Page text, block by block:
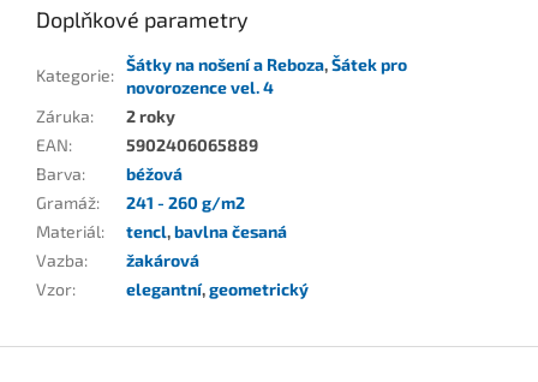
Doplňkové parametry
Kategorie:
Šátky na nošení a Reboza,Šátek pro
novorozence vel. 4
Záruka:
2 roky
EAN:
5902406065889
Barva:
béžová
Gramáž:
241 - 260 g/m2
Materiál: tencl,bavlna česaná
Vazba:
žakárová
Vzor: elegantní,geometrický